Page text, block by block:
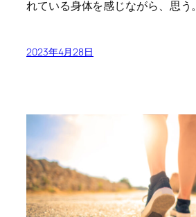
れている身体を感じながら、思う。
2023年4月28日